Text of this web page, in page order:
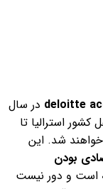
در سال
کشور استرالیا تا
خواهند شد. این
بودن
است و دور نیست